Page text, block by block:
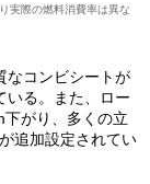
実際の燃料消費率は異な
なコンビシートが
いる。また、ロー
がり、多くの立
追加設定されてい